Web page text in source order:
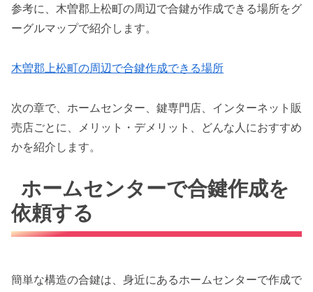
参考に、木曽郡上松町の周辺で合鍵が作成できる場所をグ
ーグルマップで紹介します。
木曽郡上松町の周辺で合鍵作成できる場所
次の章で、ホームセンター、鍵専門店、インターネット販
売店ごとに、メリット・デメリット、どんな人におすすめ
かを紹介します。
ホームセンターで合鍵作成を
依頼する
簡単な構造の合鍵は、身近にあるホームセンターで作成で